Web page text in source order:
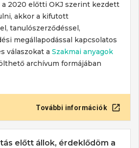
2020 előtti OKJ szerint kezdett
akkor a kifutott
tanulószerződéssel,
megállapodással kapcsolatos
válaszokat a Szakmai anyagok
archívum formájában
További információk
előtt állok, érdeklődöm a